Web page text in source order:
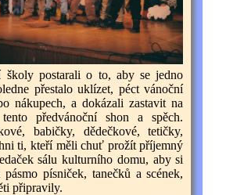
školy postarali o to, aby se jedno
přestalo uklízet, péct vánoční
nákupech, a dokázali zastavit na
předvánoční shon a spěch.
babičky, dědečkové, tetičky,
ti, kteří měli chuť prožít příjemný
sálu kulturního domu, aby si
písniček, tanečků a scének,
připravily.